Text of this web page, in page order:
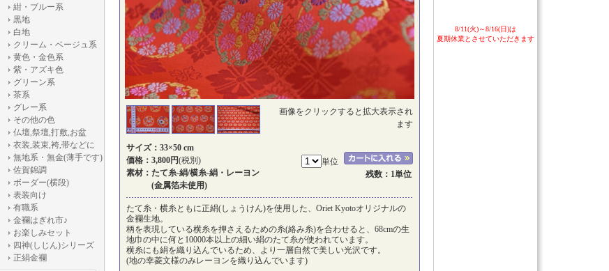
紺・ブルー系
黒地
白地
クリーム・ベージュ系
黄色・金色系
紫・アズキ色
グリーン系
茶系
グレー系
その他の色
仏壇,祭壇,打敷,お盆
衣装,装束,袴,帯などに
無地系・無金(薄手です)
佐賀錦調
ボーダー(横段)
表装向け
有職系
金襴はぎれ市♪
お楽しみセット
四神(しじん)シリーズ
正絹金襴
画像をクリックすると拡大表示され
ます
サイズ：33×50 cm
価格：3,800円(税別)
素材：たて糸-絹/横糸-絹・レーヨン
(金属箔未使用)
単位
残数：1単位
たて糸・横糸ともに正絹(しょうけん)を使用した、Oriet Kyotoオリジナルの
金襴生地。
柄を表現している横糸を押さえるための糸(絡み糸)を合わせると、68cmの生
地巾の中に何と10000本以上の細い絹のたて糸が使われています。
横糸にも絹を織り込んでいるため、より一層自然で美しい光沢です。
(地の幸菱文様のみレーヨンを織り込んでいます)
8/11(火)～8/16(日)は
夏期休業とさせていただきます